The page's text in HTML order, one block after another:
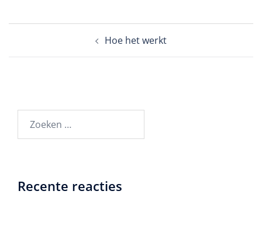
Bericht
Hoe het werkt
naar:
Recente reacties